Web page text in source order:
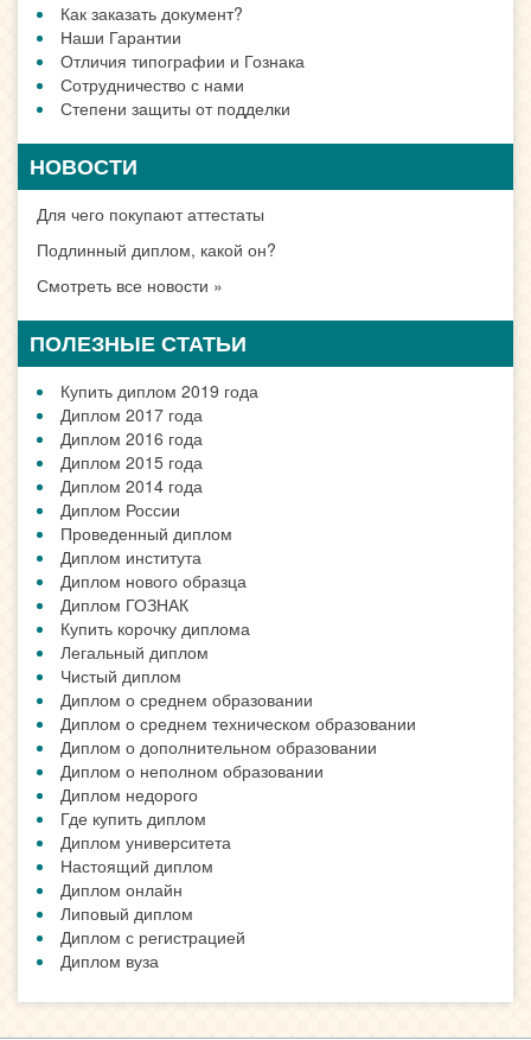
Как заказать документ?
Наши Гарантии
Отличия типографии и Гознака
Сотрудничество с нами
Степени защиты от подделки
НОВОСТИ
Для чего покупают аттестаты
Подлинный диплом, какой он?
Смотреть все новости »
ПОЛЕЗНЫЕ СТАТЬИ
Купить диплом 2019 года
Диплом 2017 года
Диплом 2016 года
Диплом 2015 года
Диплом 2014 года
Диплом России
Проведенный диплом
Диплом института
Диплом нового образца
Диплом ГОЗНАК
Купить корочку диплома
Легальный диплом
Чистый диплом
Диплом о среднем образовании
Диплом о среднем техническом образовании
Диплом о дополнительном образовании
Диплом о неполном образовании
Диплом недорого
Где купить диплом
Диплом университета
Настоящий диплом
Диплом онлайн
Липовый диплом
Диплом с регистрацией
Диплом вуза